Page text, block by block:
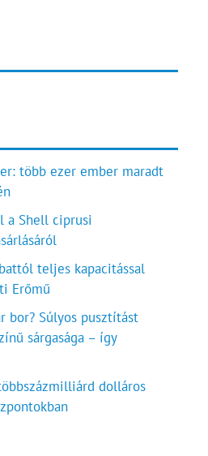
több ezer ember maradt
a Shell ciprusi
teljes kapacitással
Erőmű
bor? Súlyos pusztítást
sárgasága – így
dolláros